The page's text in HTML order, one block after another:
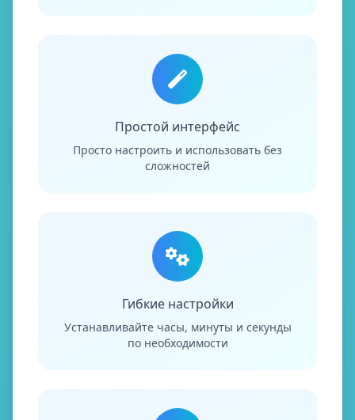
Простой интерфейс
Просто настроить и использовать без
сложностей
Гибкие настройки
Устанавливайте часы, минуты и секунды
по необходимости